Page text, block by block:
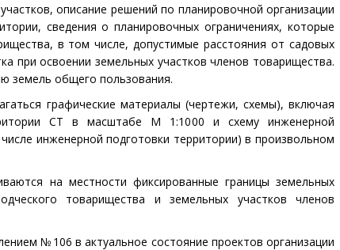
описание решений по планировочной организации
сведения о планировочных ограничениях, которые
в том числе, допустимые расстояния от садовых
при освоении земельных участков членов товарищества.
земель общего пользования.
графические материалы (чертежи, схемы), включая
СТ в масштабе М 1:1000 и схему инженерной
инженерной подготовки территории) в произвольном
на местности фиксированные границы земельных
товарищества и земельных участков членов
№ 106 в актуальное состояние проектов организации